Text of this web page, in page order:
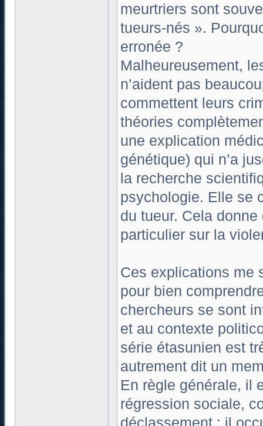
meurtriers sont
tueurs-nés ».
erronée ?
Malheureusement,
n’aident pas
commettent leurs
théories
une explication
génétique) qui n’a
la recherche
psychologie. Elle se
du tueur. Cela
particulier sur la
Ces explications me
pour bien
chercheurs se sont
et au contexte
série étasunien est
autrement dit un
En règle générale, il
régression sociale,
déclassement : il